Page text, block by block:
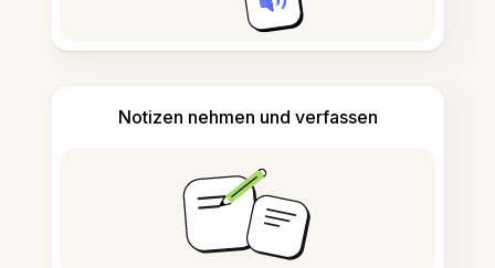
Notizen nehmen und verfassen